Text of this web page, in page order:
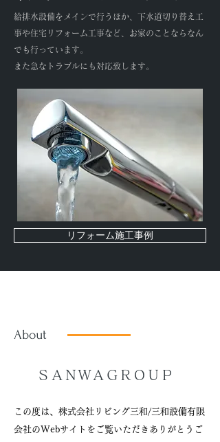
給排水設備をメインで行うほか、下水道切り替え工
事や住宅リフォーム工事など、お家のことならなん
でも行っています。
また急なトラブルにも対応致します。
リフォーム施工事例
About
​ＳＡＮＷＡＧＲＯＵＰ
この度は、株式会社リビング三和/三和設備有限
会社のWebサイトをご覧いただきありがとうご